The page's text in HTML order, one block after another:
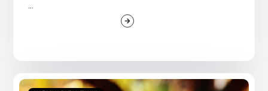
...